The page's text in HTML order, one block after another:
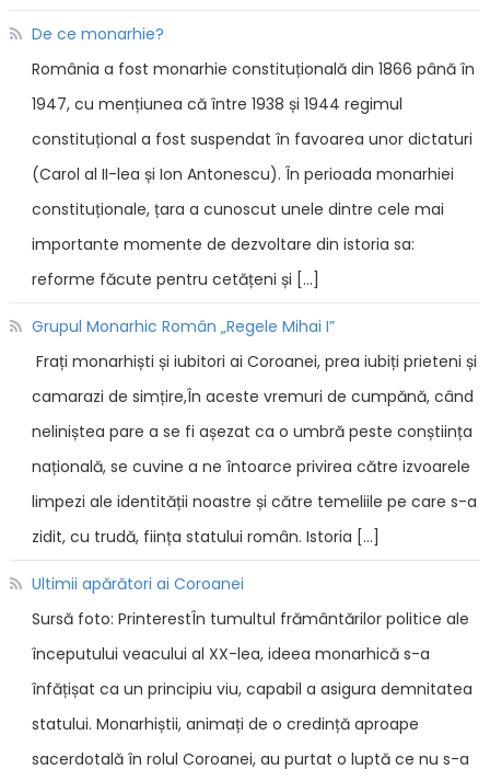
De ce monarhie?
România a fost monarhie constituțională din 1866 până în
1947, cu mențiunea că între 1938 și 1944 regimul
constituțional a fost suspendat în favoarea unor dictaturi
(Carol al II-lea și Ion Antonescu). În perioada monarhiei
constituționale, țara a cunoscut unele dintre cele mai
importante momente de dezvoltare din istoria sa:
reforme făcute pentru cetățeni și […]
Grupul Monarhic Român „Regele Mihai I”
Frați monarhiști și iubitori ai Coroanei, prea iubiți prieteni și
camarazi de simțire,În aceste vremuri de cumpănă, când
neliniștea pare a se fi așezat ca o umbră peste conștiința
națională, se cuvine a ne întoarce privirea către izvoarele
limpezi ale identității noastre și către temeliile pe care s-a
zidit, cu trudă, ființa statului român. Istoria […]
Ultimii apărători ai Coroanei
Sursă foto: PrinterestÎn tumultul frământărilor politice ale
începutului veacului al XX-lea, ideea monarhică s-a
înfățișat ca un principiu viu, capabil a asigura demnitatea
statului. Monarhiștii, animați de o credință aproape
sacerdotală în rolul Coroanei, au purtat o luptă ce nu s-a